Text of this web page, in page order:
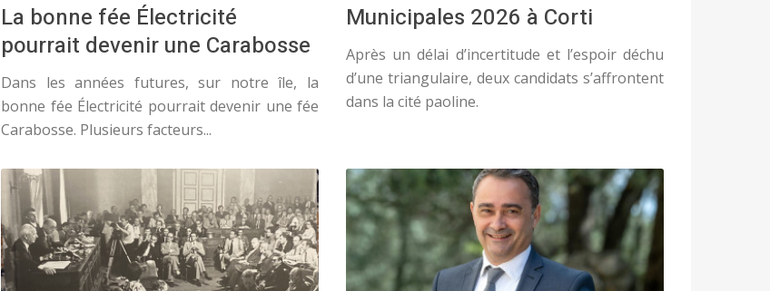
La bonne fée Électricité
pourrait devenir une Carabosse
Dans les années futures, sur notre île, la
bonne fée Électricité pourrait devenir une fée
Carabosse. Plusieurs facteurs...
Municipales 2026 à Corti
Après un délai d’incertitude et l’espoir déchu
d’une triangulaire, deux candidats s’affrontent
dans la cité paoline.